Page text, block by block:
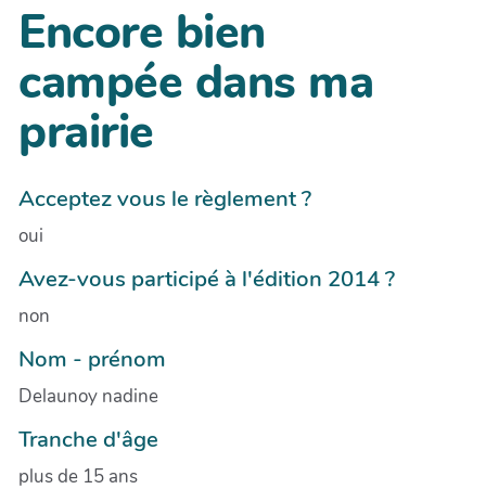
Encore bien
campée dans ma
prairie
Acceptez vous le règlement ?
oui
Avez-vous participé à l'édition 2014 ?
non
Nom - prénom
Delaunoy nadine
Tranche d'âge
plus de 15 ans